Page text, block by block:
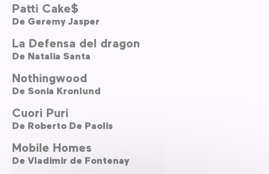
Patti Cake$
De Geremy Jasper
La Defensa del dragon
De Natalia Santa
Nothingwood
De Sonia Kronlund
Cuori Puri
De Roberto De Paolis
Mobile Homes
De Vladimir de Fontenay